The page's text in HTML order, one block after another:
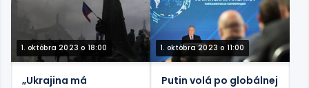
1. októbra 2023 o 18:00
„Ukrajina má
1. októbra 2023 o 11:00
Putin volá po globálnej